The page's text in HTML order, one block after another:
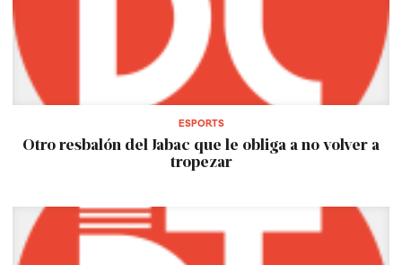
ESPORTS
Otro resbalón del Jabac que le obliga a no volver a
tropezar